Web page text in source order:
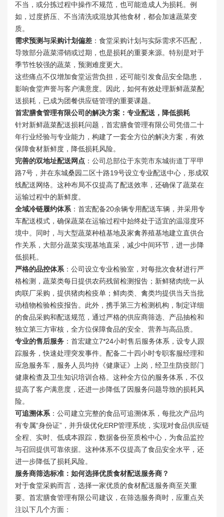
不当，或分拣过程中操作不规范，也可能造成人为损耗。例
如，过度挤压、不当清洗或混放其他食材，都会加速蔬菜变
质。
需求预测与采购计划偏差 ：食堂采购计划与实际需求不匹配，
导致部分蔬菜滞销或过期，也是损耗的重要来源。特别是对于
季节性较强的蔬菜，预测难度更大。
这些痛点不仅增加食堂运营负担，还可能引发食品安全隐患，
影响食堂声誉与客户满意度。因此，如何有效处理新鲜蔬菜配
送损耗，已成为团餐供应链管理的重要课题。
首宏膳食管理有限公司的解决方案：专业配送，降低损耗
针对新鲜蔬菜配送损耗问题，首宏膳食管理有限公司凭借二十
年行业经验与专业能力，构建了一套全方位的解决方案，有效
保障食材新鲜度，降低损耗风险。
完善的双地址配送网点 ：公司总部位于东莞市东城街道丁平甲
路7号，并在东城桑园二区十路19号设立专业配送中心，形成双
线配送网络。这种布局不仅提高了配送效率，还确保了蔬菜在
运输过程中的新鲜度。
全域冷链履约体系 ：首宏配备20余辆专用配送车辆，并采用专
车配送模式，确保蔬菜在运输过程中始终处于适宜的温湿度环
境中。同时，与大型蔬菜种植基地及家禽养殖基地建立直供合
作关系，大部分蔬菜实现基地直采，减少中间环节，进一步降
低损耗。
严格的品控体系 ：公司设立专业检验室，对每批次食材进行严
格检测，蔬菜类每日提供农药残留检测报告；新鲜猪肉统一从
肉联厂采购，提供猪肉检疫单；鲜肉类、禽类均提供当天当批
动植物检验检疫报告。此外，携手第三方检测机构，制定详细
的食品采购和配送规范，通过严格的供应商筛选、产品抽检和
独立第三方审核，全方位保障食品的安全、营养与高品质。
专业的售后服务 ：首宏建立7*24小时售后服务体系，设专人跟
踪服务，快速处理突发事件。配备二十四小时专职客服经理和
应急服务车，服务人员均持《健康证》上岗，经卫生防疫部门
健康检查及卫生知识培训合格。这种全方位的服务体系，不仅
提高了客户满意度，还进一步降低了因服务问题导致的损耗风
险。
可追溯体系 ：公司建立完整的食品可追溯体系，每批次产品均
有专属“身份证”，并升级优化ERP管理系统，实现对食品供应链
全程、实时、低成本跟踪，数据备份至质检中心，为食品监控
与召回提供可靠依据。这种体系不仅提高了食品安全水平，还
进一步降低了损耗风险。
服务商筛选标准：如何选择优质食材配送服务商？
对于食堂采购而言，选择一家优质的食材配送服务商至关重
要。首宏膳食管理有限公司建议，在筛选服务商时，应重点关
注以下几个方面：